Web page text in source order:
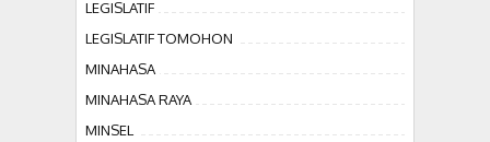
LEGISLATIF
LEGISLATIF TOMOHON
MINAHASA
MINAHASA RAYA
MINSEL